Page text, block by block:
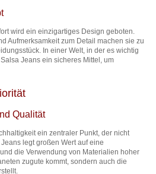
wird ein einzigartiges Design geboten.
Aufmerksamkeit zum Detail machen sie zu
In einer Welt, in der es wichtig
Jeans ein sicheres Mittel, um
Qualität
ein zentraler Punkt, der nicht
legt großen Wert auf eine
die Verwendung von Materialien hoher
zugute kommt, sondern auch die